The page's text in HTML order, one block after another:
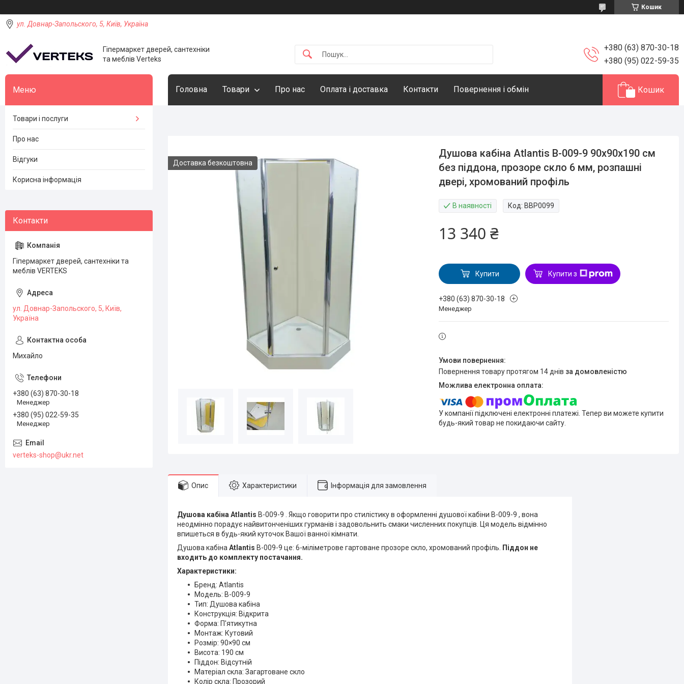
Кошик
ул. Довнар-Запольского, 5, Київ, Україна
Гіпермаркет дверей, сантехніки
та меблів Verteks
+380 (63) 870-30-18
+380 (95) 022-59-35
Головна Товари Про нас Оплата і доставка Контакти Повернення і обмін Кошик
Доставка безкоштовна
Душова кабіна Atlantis B-009-9 90х90х190 см
без піддона, прозоре скло 6 мм, розпашні
двері, хромований профіль
В наявності Код: BBP0099
13 340 ₴
Купити Купити з
+380 (63) 870-30-18
Менеджер
повернення товару протягом 14 днів за домовленістю
У компанії підключені електронні платежі. Тепер ви можете купити
будь-який товар не покидаючи сайту.
Опис Характеристики Інформація для замовлення
Душова кабіна Atlantis B-009-9 . Якщо говорити про стилістику в оформленні душової кабіни B-009-9 , вона
неодмінно порадує найвитонченіших гурманів і задовольнить смаки численних покупців. Ця модель відмінно
впишеться в будь-який куточок Вашої ванної кімнати.
Душова кабіна Atlantis B-009-9 це: 6-міліметрове гартоване прозоре скло, хромований профіль.
Піддон не
входить до комплекту постачання.
Характеристики:
Бренд: Atlantis
Модель: B-009-9
Тип: Душова кабіна
Конструкція: Відкрита
Форма: П'ятикутна
Монтаж: Кутовий
Розмір: 90×90 см
Висота: 190 см
Піддон: Відсутній
Матеріал скла: Загартоване скло
Колір скла: Прозорий
Товари і послуги
Про нас
Відгуки
Корисна інформація
Гіпермаркет дверей, сантехніки та
меблів VERTEKS
ул. Довнар-Запольского, 5, Київ,
Україна
Михайло
+380 (63) 870-30-18
Менеджер
+380 (95) 022-59-35
Менеджер
verteks-shop@ukr.net